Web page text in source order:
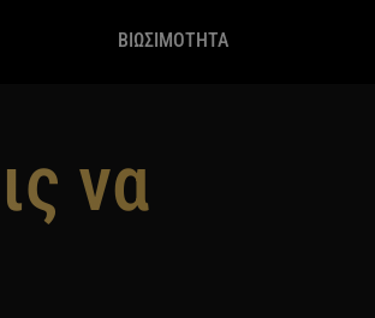
ΒΙΩΣΙΜΟΤΗΤΑ
να